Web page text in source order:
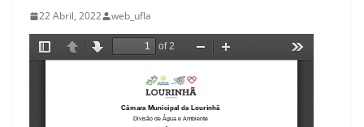
22 Abril, 2022 web_ufla